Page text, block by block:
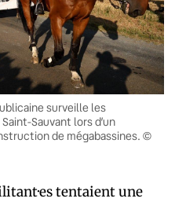
surveille les
Sauvant lors d’un
de mégabassines. ©
tentaient une